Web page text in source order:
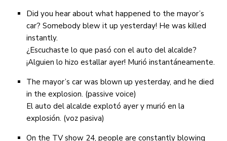
Did you hear about what happened to the mayor’s
car? Somebody blew it up yesterday! He was killed
instantly.
¿Escuchaste lo que pasó con el auto del alcalde?
¡Alguien lo hizo estallar ayer! Murió instantáneamente.
The mayor’s car was blown up yesterday, and he died
in the explosion. (passive voice)
El auto del alcalde explotó ayer y murió en la
explosión. (voz pasiva)
On the TV show 24, people are constantly blowing